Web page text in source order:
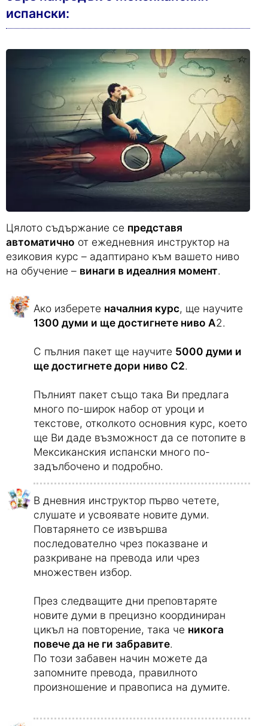
Това ще Ви помогне да постигнете
бърз напредък с Мексиканския
Цялото съдържание се
представя
автоматично
езиковия курс – адаптирано към вашето ниво
на обучение –винаги в идеалния момент.
Ако изберетеначалния курс, ще научите
1300 думи и ще достигнете ниво А
С пълния пакет ще научите 5000 думи и
ще достигнете дори ниво С2.
Пълният пакет също така Ви предлага
много по-широк набор от уроци и
текстове, отколкото основния курс, което
Мексиканския испански много по-
задълбочено и подробно.
В дневния инструктор първо четете,
слушате и усвоявате новите думи.
Повтарянето се извършва
последователно чрез показване и
разкриване на превода или чрез
множествен избор.
През следващите дни преповтаряте
новите думи в прецизно координиран
цикъл на повторение, така че никога
повече да не ги забравите